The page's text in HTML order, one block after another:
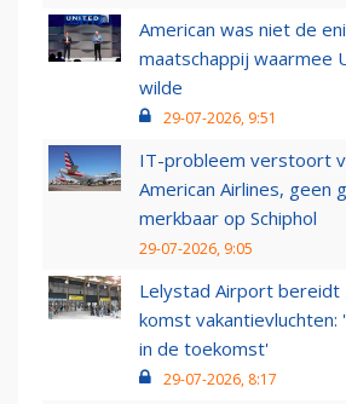
American was niet de
maatschappij waarmee
wilde
29-07-2026, 9:51
IT-probleem verstoort
American Airlines, geen
merkbaar op Schiphol
29-07-2026, 9:05
Lelystad Airport bereidt
komst
in de toekomst'
29-07-2026, 8:17